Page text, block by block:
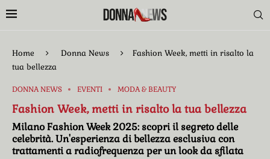
Home Donna News
Fashion Week, metti in risalto la
tua bellezza
DONNA NEWS EVENTI MODA & BEAUTY
Fashion Week, metti in risalto la tua bellezza
Milano Fashion Week 2025: scopri il segreto delle
celebrità. Un'esperienza di bellezza esclusiva con
trattamenti a radiofrequenza per un look da sfilata